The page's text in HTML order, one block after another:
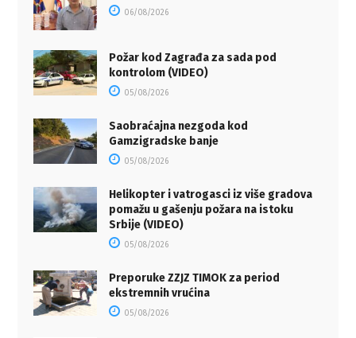
06/08/2026
Požar kod Zagrađa za sada pod
kontrolom (VIDEO)
05/08/2026
Saobraćajna nezgoda kod
Gamzigradske banje
05/08/2026
Helikopter i vatrogasci iz više gradova
pomažu u gašenju požara na istoku
Srbije (VIDEO)
05/08/2026
Preporuke ZZJZ TIMOK za period
ekstremnih vrućina
05/08/2026